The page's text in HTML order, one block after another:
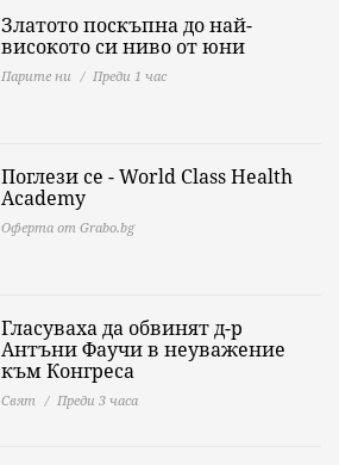
Златото поскъпна до най-
високото си ниво от юни
Парите ни Преди 1 час
Поглези се - World Class Health
Academy
Оферта от Grabo.bg
Гласуваха да обвинят д-р
Антъни Фаучи в неуважение
към Конгреса
Свят Преди 3 часа